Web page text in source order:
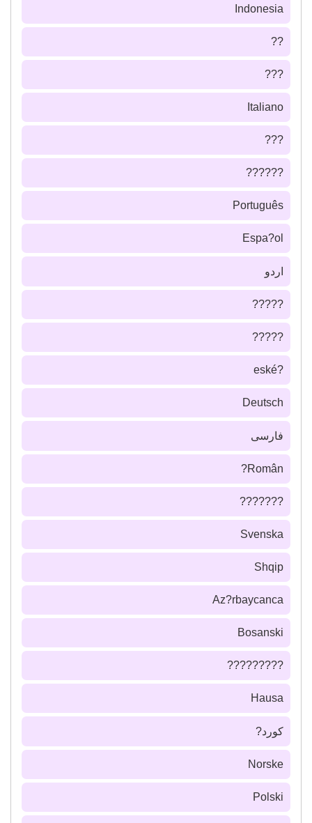
Indonesia
??
???
Italiano
???
??????
Português
Espa?ol
اردو
?????
?????
?eské
Deutsch
فارسى
Român?
???????
Svenska
Shqip
Az?rbaycanca
Bosanski
?????????
Hausa
كورد?
Norske
Polski